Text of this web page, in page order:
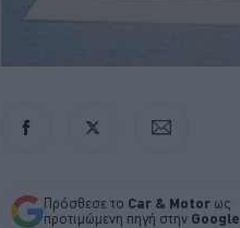
Πρόσθεσε το Car & Motor ως
προτιμώμενη πηγή στην Google